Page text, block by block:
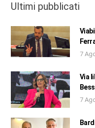
Ultimi pubblicati
7
Via
7